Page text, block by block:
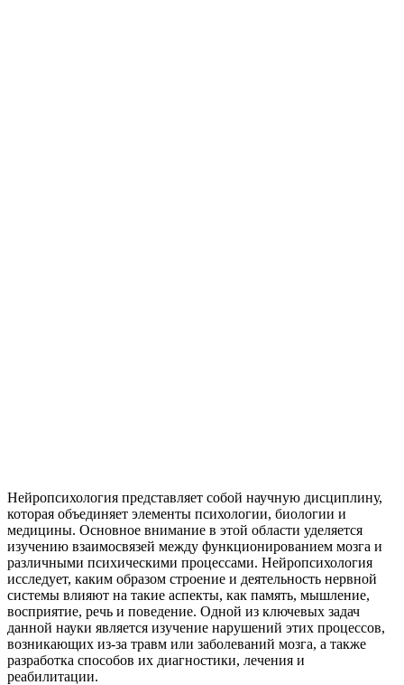
Нейропсихология представляет собой научную дисциплину,
которая объединяет элементы психологии, биологии и
медицины. Основное внимание в этой области уделяется
изучению взаимосвязей между функционированием мозга и
различными психическими процессами. Нейропсихология
исследует, каким образом строение и деятельность нервной
системы влияют на такие аспекты, как память, мышление,
восприятие, речь и поведение. Одной из ключевых задач
данной науки является изучение нарушений этих процессов,
возникающих из-за травм или заболеваний мозга, а также
разработка способов их диагностики, лечения и
реабилитации.